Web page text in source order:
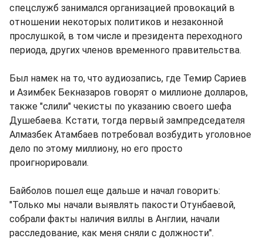
спецслужб занимался организацией провокаций в
отношении некоторых политиков и незаконной
прослушкой, в том числе и президента переходного
периода, других членов временного правительства.
Был намек на то, что аудиозапись, где Темир Сариев
и Азимбек Бекназаров говорят о миллионе долларов,
также "слили" чекисты по указанию своего шефа
Душебаева. Кстати, тогда первый зампредседателя
Алмазбек Атамбаев потребовал возбудить уголовное
дело по этому миллиону, но его просто
проигнорировали.
Байболов пошел еще дальше и начал говорить:
"Только мы начали выявлять пакости Отунбаевой,
собрали факты наличия виллы в Англии, начали
расследование, как меня сняли с должности".